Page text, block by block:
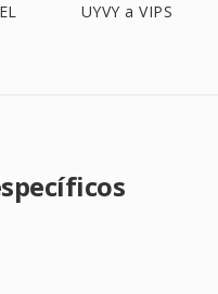
UYVY a VIPS